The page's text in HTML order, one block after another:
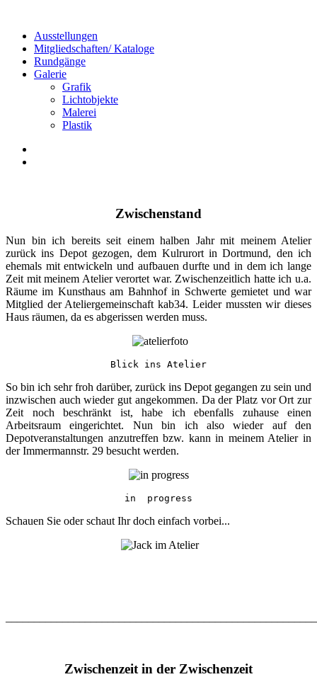
Ausstellungen
Mitgliedschaften/ Kataloge
Rundgänge
Galerie
Grafik
Lichtobjekte
Malerei
Plastik
Zwischenstand
Nun bin ich bereits seit einem halben Jahr mit meinem Atelier
zurück ins Depot gezogen, dem Kulrurort in Dortmund, den ich
ehemals mit entwickeln und aufbauen durfte und in dem ich lange
Zeit mit meinem Atelier verortet war. Zwischenzeitlich hatte ich u.a.
Räume im Kunsthaus am Bahnhof in Schwerte gemietet und war
Mitglied der Ateliergemeinschaft kab34. Leider mussten wir dieses
Haus räumen, da es abgerissen werden muss.
Blick ins Atelier
So bin ich sehr froh darüber, zurück ins Depot gegangen zu sein und
inzwischen auch wieder gut angekommen. Da der Platz vor Ort zur
Zeit noch beschränkt ist, habe ich ebenfalls zuhause einen
Arbeitsraum eingerichtet. Nun bin ich also wieder auf den
Depotveranstaltungen anzutreffen bzw. kann in meinem Atelier in
der Immermannstr. 29 besucht werden.
in  progress
Schauen Sie oder schaut Ihr doch einfach vorbei...
Zwischenzeit in der Zwischenzeit